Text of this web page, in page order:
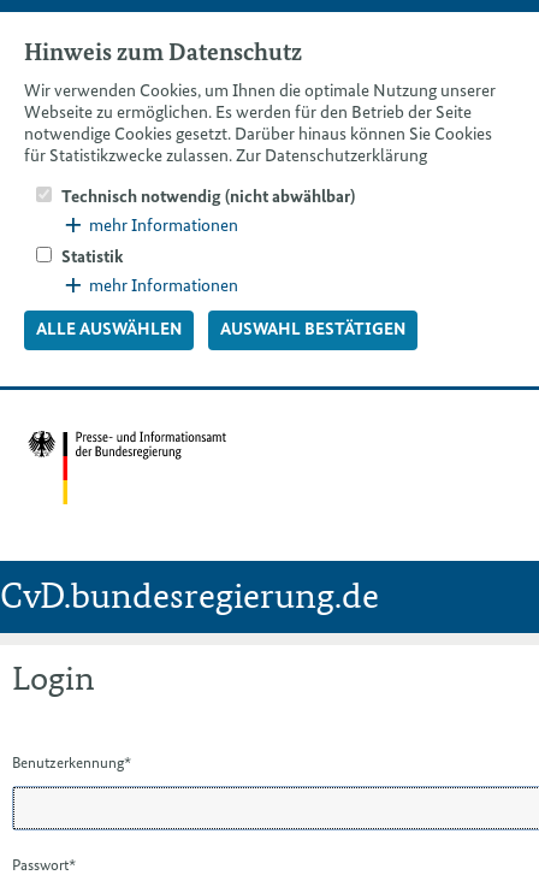
II
III
IV
V
Hinweis zum Datenschutz
Wir verwenden Cookies, um Ihnen die optimale Nutzung unserer
Webseite zu ermöglichen. Es werden für den Betrieb der Seite
notwendige Cookies gesetzt. Darüber hinaus können Sie Cookies
für Statistikzwecke zulassen.Zur Datenschutzerklärung
Technisch notwendig (nicht abwählbar)
mehr Informationen
Statistik
mehr Informationen
ALLE AUSWÄHLEN
AUSWAHL BESTÄTIGEN
CvD.bundesregierung.de
Login
Benutzerkennung*
Passwort*